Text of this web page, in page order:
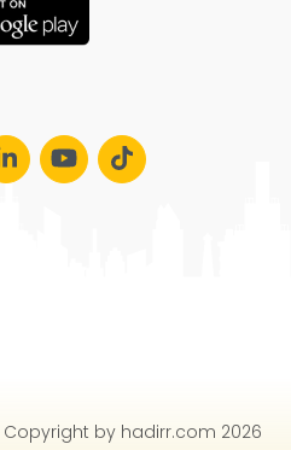
| Copyright by hadirr.com 2026